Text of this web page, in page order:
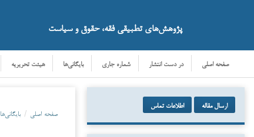
پژوهش‌های تطبیقی فقه، حقوق و سیاست
صفحه اصلی در دست انتشار شماره جاری بایگانی‌ها هیئت تحریریه
ارسال مقاله اطلاعات تماس
صفحه اصلی / بایگانی‌ها